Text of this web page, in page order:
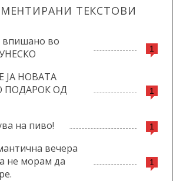
ТЕКСТОВИ
1
впишано во
1
ЈА НОВАТА
ПОДАРОК ОД
1
на пиво!
1
вечера
не морам да